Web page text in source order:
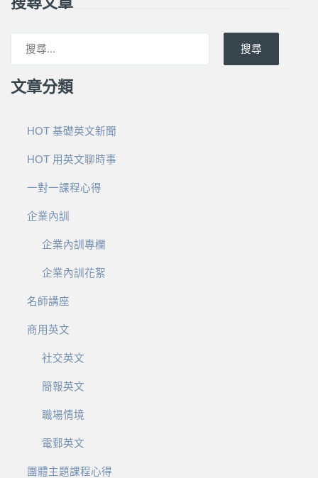
搜尋
文章分類
HOT 基礎英文新聞
HOT 用英文聊時事
一對一課程心得
企業內訓
企業內訓專欄
企業內訓花絮
名師講座
商用英文
社交英文
簡報英文
職場情境
電郵英文
團體主題課程心得